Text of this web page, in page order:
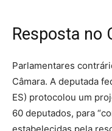
Resposta no
Parlamentares
Câmara. A deputada
ES) protocolou um
60 deputados, para